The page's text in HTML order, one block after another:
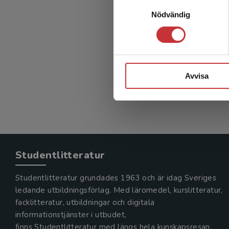
Nödvändig
Avvisa
Studentlitteratur
Studentlitteratur grundades 1963 och är idag Sveriges
ledande utbildningsförlag. Med läromedel, kurslitteratur,
facklitteratur, utbildningar och digitala
informationstjänster i utbudet,